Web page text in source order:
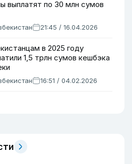
выплатят по 30 млн сумов
21:45 / 16.04.2026
в 2025 году
1,5 трлн сумов кешбэка
16:51 / 04.02.2026